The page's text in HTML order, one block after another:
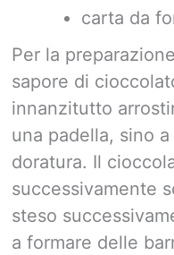
carta da
Per la
sapore di
innanzitutto
una padella, sino
doratura. Il
successivamente
steso
a formare delle